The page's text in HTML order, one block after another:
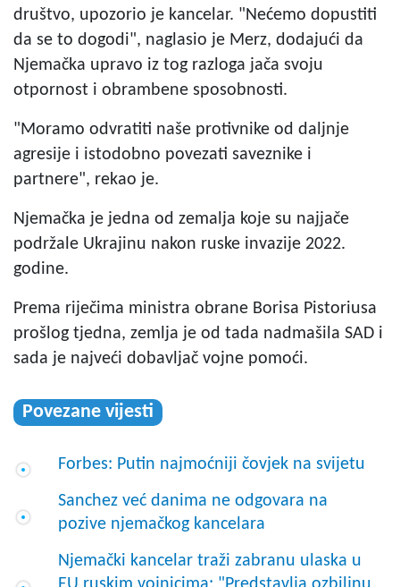
društvo, upozorio je kancelar. "Nećemo dopustiti
da se to dogodi", naglasio je Merz, dodajući da
Njemačka upravo iz tog razloga jača svoju
otpornost i obrambene sposobnosti.
"Moramo odvratiti naše protivnike od daljnje
agresije i istodobno povezati saveznike i
partnere", rekao je.
Njemačka je jedna od zemalja koje su najjače
podržale Ukrajinu nakon ruske invazije 2022.
godine.
Prema riječima ministra obrane Borisa Pistoriusa
prošlog tjedna, zemlja je od tada nadmašila SAD i
sada je najveći dobavljač vojne pomoći.
Povezane vijesti
Forbes: Putin najmoćniji čovjek na svijetu
Sanchez već danima ne odgovara na
pozive njemačkog kancelara
Njemački kancelar traži zabranu ulaska u